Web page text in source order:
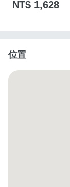
NT$ 1,628
位置